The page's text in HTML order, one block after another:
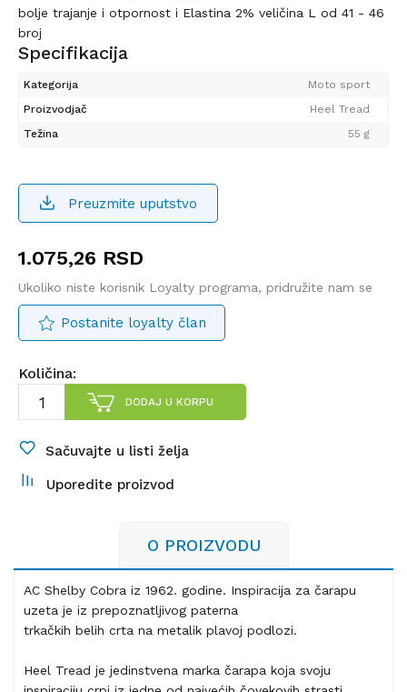
bolje trajanje i otpornost i Elastina 2% veličina L od 41 - 46
broj
Specifikacija
Kategorija
Moto sport
Proizvodjač
Heel Tread
Težina
55 g
Preuzmite uputstvo
1.075,26 RSD
Ukoliko niste korisnik Loyalty programa, pridružite nam se
Postanite loyalty član
Količina:
DODAJ U KORPU
Sačuvajte u listi želja
Uporedite proizvod
O PROIZVODU
AC Shelby Cobra iz 1962. godine. Inspiracija za čarapu
uzeta je iz prepoznatljivog paterna
trkačkih belih crta na metalik plavoj podlozi.
Heel Tread je jedinstvena marka čarapa koja svoju